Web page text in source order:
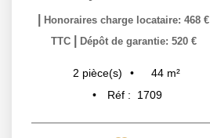
Honoraires charge locataire: 468 €
TTC
Dépôt de garantie: 520 €
2 pièce(s) 44 m²
Réf :
1709